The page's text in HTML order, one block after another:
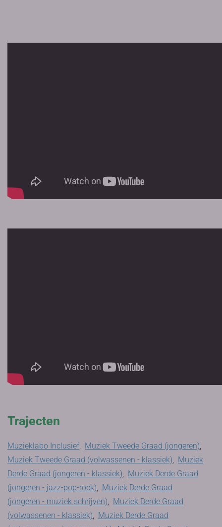
Trajecten
Muzieklabo Inclusief, Muziek Tweede Graad (jongeren),
Muziek Tweede Graad (volwassenen - klassiek), Muziek
Derde Graad (jongeren - klassiek), Muziek Derde Graad
(jongeren - jazz-pop-rock), Muziek Derde Graad
(jongeren - muziek schrijven), Muziek Derde Graad
(volwassenen - klassiek), Muziek Derde Graad